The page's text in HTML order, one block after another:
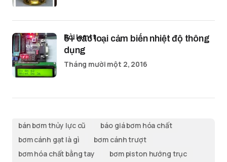
5+ các loại cảm biến nhiệt độ thông
dụng
bởi lamtt
Tháng mười một 2, 2016
bán bơm thủy lực cũ
báo giá bơm hóa chất
bơm cánh gạt là gì
bơm cánh trượt
bơm hóa chất bằng tay
bơm piston hướng trục